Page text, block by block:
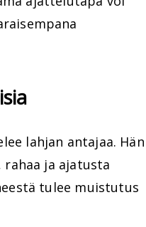
lahjan antajaa. Hän
ja ajatusta
tulee muistutus